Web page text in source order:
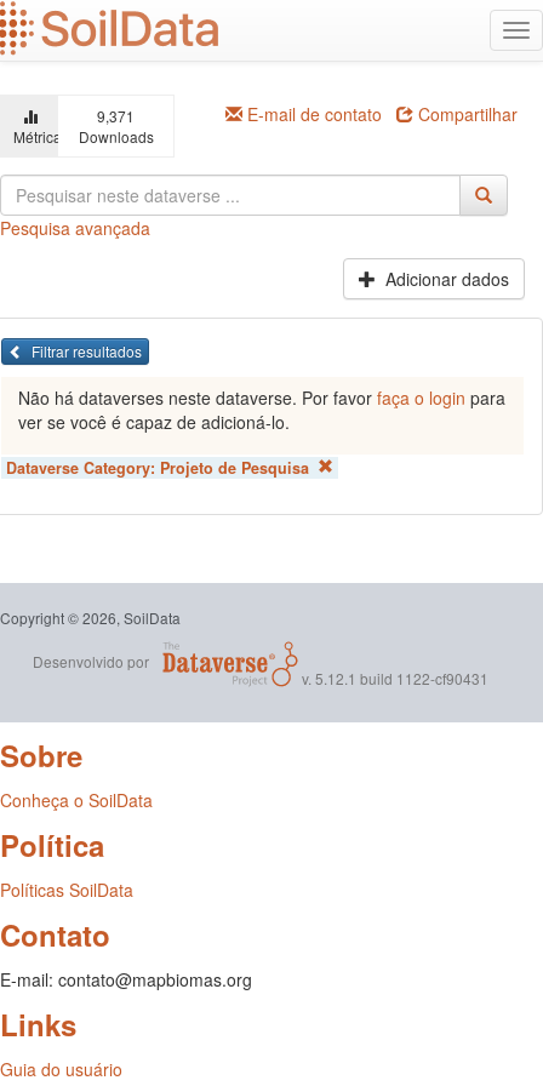
Ir
para
o
principal
Métricas
9,371
Downloads
E-mail de contato Compartilhar
Pesquisa avançada
Adicionar dados
Filtrar resultados
Não há dataverses neste dataverse. Por favor faça o login para
ver se você é capaz de adicioná-lo.
Dataverse Category: Projeto de Pesquisa
Copyright © 2026, SoilData
Desenvolvido por
v. 5.12.1 build 1122-cf90431
Sobre
Conheça o SoilData
Política
Políticas SoilData
Contato
E-mail: contato@mapbiomas.org
Links
Guia do usuário